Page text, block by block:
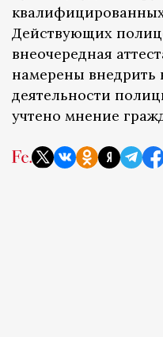
Действующих
внеочередная
намерены внедрить
деятельности
учтено мнение